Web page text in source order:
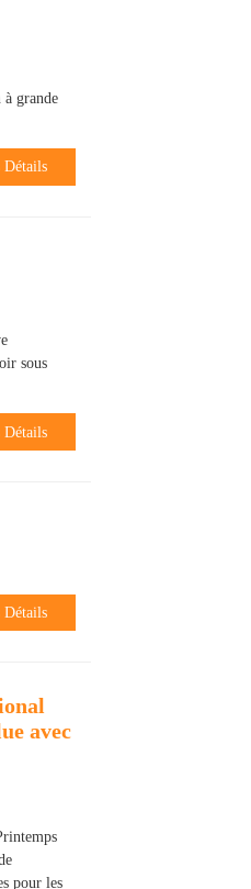
grande
Détails
sous
Détails
Détails
avec
pour les